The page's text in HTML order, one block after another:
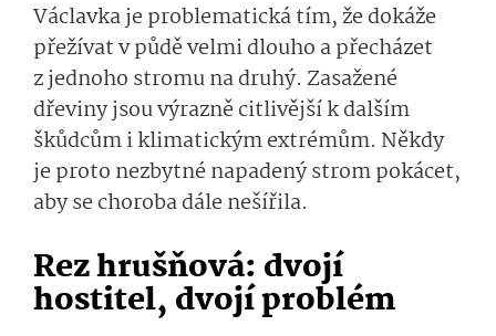
Václavka je problematická tím, že dokáže
přežívat v půdě velmi dlouho a přecházet
z jednoho stromu na druhý. Zasažené
dřeviny jsou výrazně citlivější k dalším
škůdcům i klimatickým extrémům. Někdy
je proto nezbytné napadený strom pokácet,
aby se choroba dále nešířila.
Rez hrušňová: dvojí
hostitel, dvojí problém